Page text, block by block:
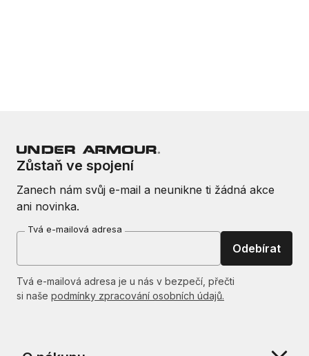
Zůstaň ve spojení
Zanech nám svůj e-mail a neunikne ti žádná akce
ani novinka.
Tvá e-mailová adresa
Odebírat
Tvá e-mailová adresa je u nás v bezpečí, přečti
si naše podmínky zpracování osobních údajů.